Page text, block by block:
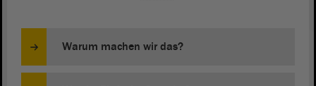
Warum machen wir das?